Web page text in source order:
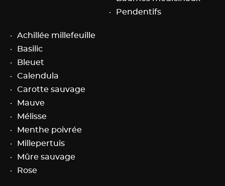
Pendentifs
Achillée millefeuille
Basilic
Bleuet
Calendula
Carotte sauvage
Mauve
Mélisse
Menthe poivrée
Millepertuis
Mûre sauvage
Rose